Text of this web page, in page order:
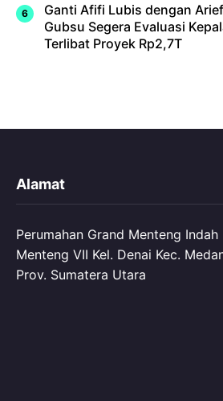
Ganti Afifi Lubis dengan
Gubsu Segera Evaluasi
Terlibat Proyek Rp2,7T
Alamat
Perumahan Grand Menteng
Menteng VII Kel. Denai Kec.
Prov. Sumatera Utara